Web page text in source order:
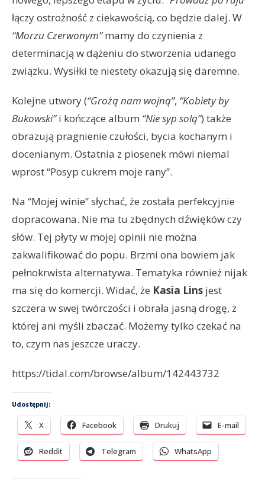
łączy ostrożność z ciekawością, co będzie dalej. W
“Morzu Czerwonym”mamy do czynienia z
determinacją w dążeniu do stworzenia udanego
związku. Wysiłki te niestety okazują się daremne.
Kolejne utwory (“Grożą nam wojną”, “Kobiety by
Bukowski”i kończące album “Nie syp solą”) także
obrazują pragnienie czułości, bycia kochanym i
docenianym. Ostatnia z piosenek mówi niemal
wprost “Posyp cukrem moje rany”.
Na “Mojej winie” słychać, że została perfekcyjnie
dopracowana. Nie ma tu zbędnych dźwięków czy
słów. Tej płyty w mojej opinii nie można
zakwalifikować do popu. Brzmi ona bowiem jak
pełnokrwista alternatywa. Tematyka również nijak
ma się do komercji. Widać, że Kasia Lins jest
szczera w swej twórczości i obrała jasną drogę, z
której ani myśli zbaczać. Możemy tylko czekać na
to, czym nas jeszcze uraczy.
https://tidal.com/browse/album/142443732
Udostępnij:
X Facebook Drukuj E-mail
Reddit Telegram WhatsApp